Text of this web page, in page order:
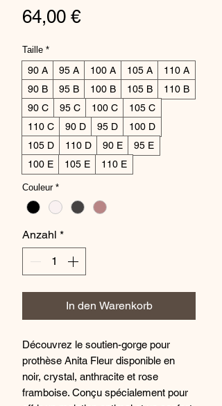
64,00 €Preis
Taille *
90 A 95 A 100 A 105 A
110 A
90 B
95 B 100 B 105 B
110 B
90 C
95 C 100 C
105 C
110 C
90 D 95 D
100 D
105 D
110 D 90 E
95 E
100 E
105 E 110 E
Couleur *
Anzahl *
In den Warenkorb
Découvrez le soutien-gorge pour
prothèse Anita Fleur disponible en
noir, crystal, anthracite et rose
framboise. Conçu spécialement pour